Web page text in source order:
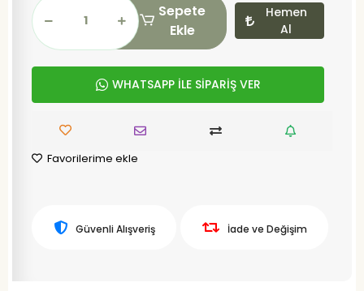
Sepete
Ekle
Hemen
Al
WHATSAPP İLE SİPARİŞ VER
Favorilerime ekle
Güvenli Alışveriş İade ve Değişim